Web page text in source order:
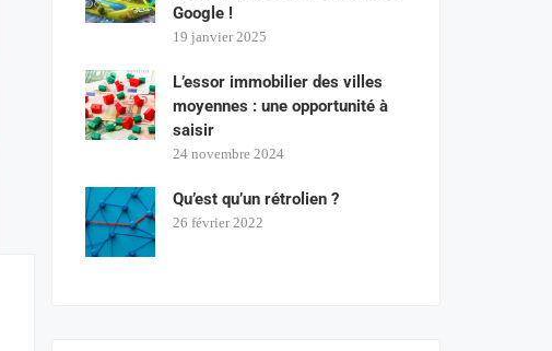
Google !
19 janvier 2025
L’essor immobilier des villes
moyennes : une opportunité à
saisir
24 novembre 2024
Qu’est qu’un rétrolien ?
26 février 2022